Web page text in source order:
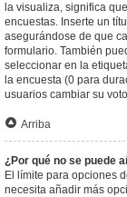
la visualiza, significa
encuestas. Inserte un
asegurándose de que
formulario. También
seleccionar en la
la encuesta (0 para
usuarios cambiar su
Arriba
¿Por qué no se puede
El límite para opciones
necesita añadir más